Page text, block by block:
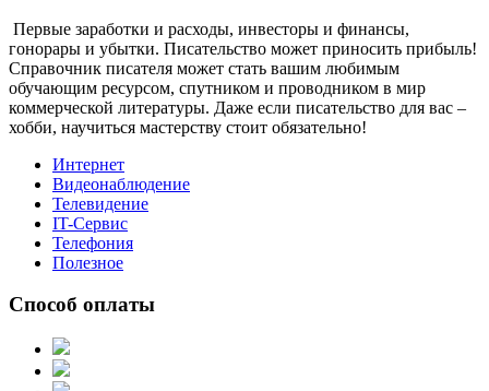
Первые заработки и расходы, инвесторы и финансы,
гонорары и убытки. Писательство может приносить прибыль!
Справочник писателя может стать вашим любимым
обучающим ресурсом, спутником и проводником в мир
коммерческой литературы. Даже если писательство для вас –
хобби, научиться мастерству стоит обязательно!
Интернет
Видеонаблюдение
Телевидение
IT-Сервис
Телефония
Полезное
Способ оплаты